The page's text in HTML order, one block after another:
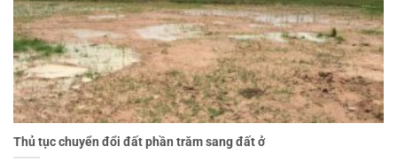
Thủ tục chuyển đổi đất phần trăm sang đất ở